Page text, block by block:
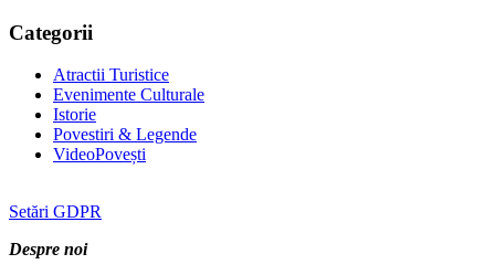
Categorii
Atractii Turistice
Evenimente Culturale
Istorie
Povestiri & Legende
VideoPovești
Setări GDPR
Despre noi